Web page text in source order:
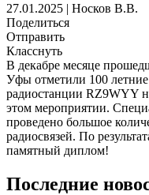
27.01.2025 | Носков В.В.
Поделиться
Отправить
Класснуть
В декабре месяце
Уфы отметили 100
радиостанции RZ9WYY
этом мероприятии.
проведено большое
радиосвязей. По
памятный диплом!
Последние